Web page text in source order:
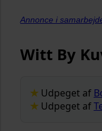
Annonce i
Witt By
Udpeget af
Udpeget af